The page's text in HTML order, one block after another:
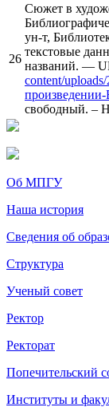
26
Сюжет в
ун-т,
текстовые
названий. —
content/
свободный. –
Об МПГУ
Наша история
Сведения об
Структура
Ученый совет
Ректор
Ректорат
Попечительский
Институты и